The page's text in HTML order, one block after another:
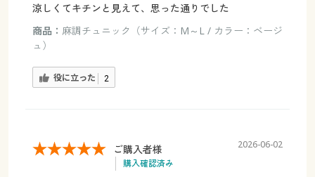
涼しくてキチンと見えて、思った通りでした
商品： 麻調チュニック（サイズ：M～L / カラー：ベージ
ュ）
役に立った 2
ご購入者様
購入確認済み
2026-06-02